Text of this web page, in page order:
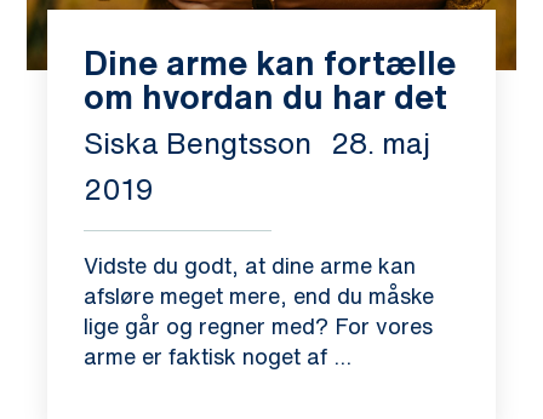
Dine arme kan fortælle
om hvordan du har det
Siska Bengtsson
28. maj
2019
Vidste du godt, at dine arme kan
afsløre meget mere, end du måske
lige går og regner med? For vores
arme er faktisk noget af ...